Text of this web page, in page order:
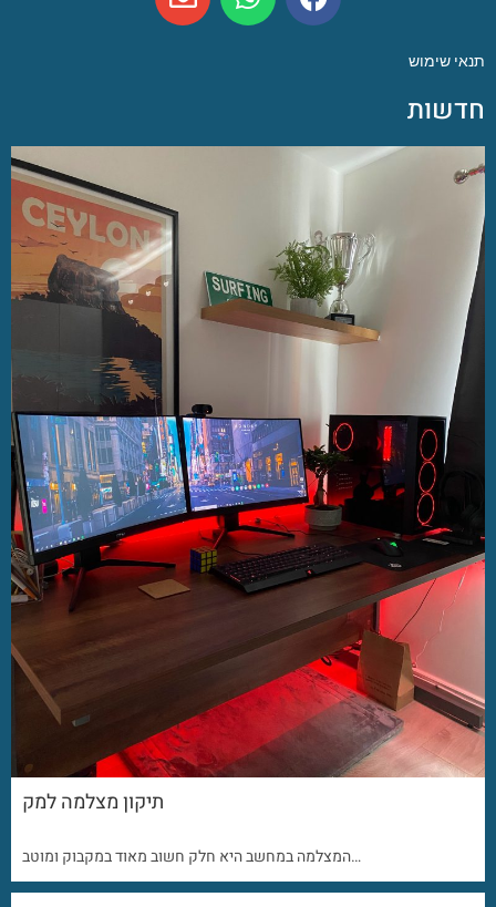
תנאי שימוש
חדשות
תיקון מצלמה למק
המצלמה במחשב היא חלק חשוב מאוד במקבוק ומוטב…